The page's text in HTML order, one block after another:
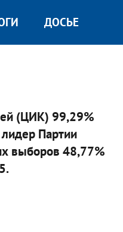
ДОСЬЕ
(ЦИК) 99,29%
Партии
выборов 48,77%